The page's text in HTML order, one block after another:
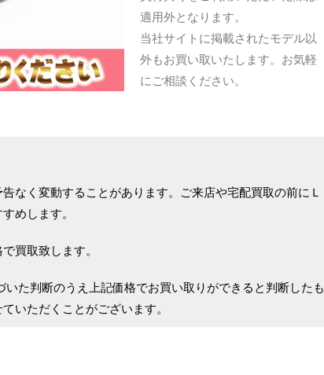
適用外となります。
当社サイトに掲載されたモデル以
外もお買い取いたします。お気軽
にご相談ください。
なく変動することがあります。ご来店や宅配買取の前にＬ
めします。
買取致します。
た判断のうえ上記価格でお買い取りができると判断したも
いただくことがございます。